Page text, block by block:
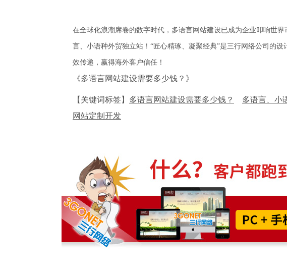
在全球化浪潮席卷的数字时代，多语言网站建设已成为企业叩响世
言、小语种外贸独立站！“匠心精琢、凝聚经典”是三行网络公司的
效传递，赢得海外客户信任！
《多语言网站建设需要多少钱？》
【关键词标签】 多语言网站建设需要多少钱？ 多语言、小
网站定制开发